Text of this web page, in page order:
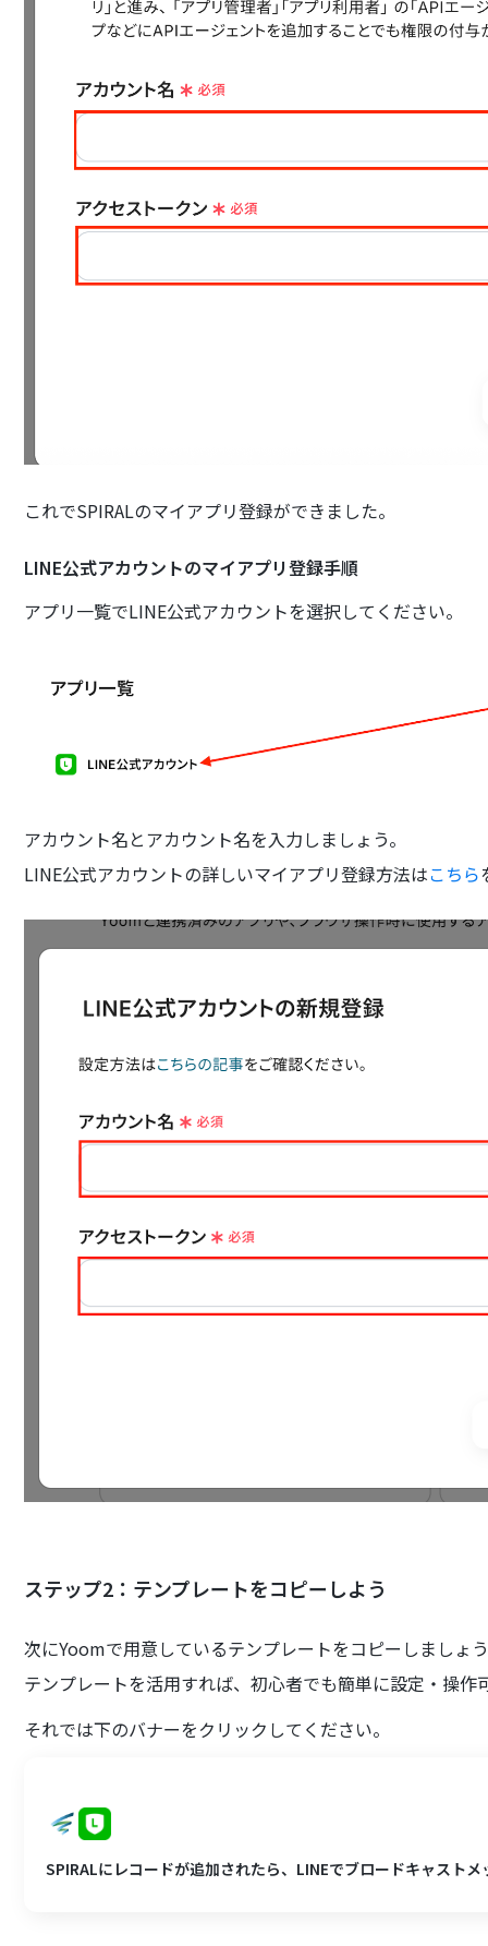
これでSPIRALのマイアプリ登録ができました。
LINE公式アカウントのマイアプリ登録手順
アプリ一覧でLINE公式アカウントを選択してください。
アカウント名とアカウント名を入力しましょう。
LINE公式アカウントの詳しいマイアプリ登録方法はこちら
ステップ2：テンプレートをコピーしよう
次にYoomで用意しているテンプレートをコピーしましょ
テンプレートを活用すれば、初心者でも簡単に設定・操作
それでは下のバナーをクリックしてください。
SPIRALにレコードが追加されたら、LINEでブロードキャスト